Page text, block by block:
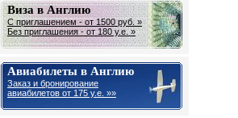
Виза в Англию
С приглашением - от 1500 руб. »
Без приглашения - от 180 у.е. »
Авиабилеты в Англию
Заказ и бронирование
авиабилетов от 175 у.е. »»